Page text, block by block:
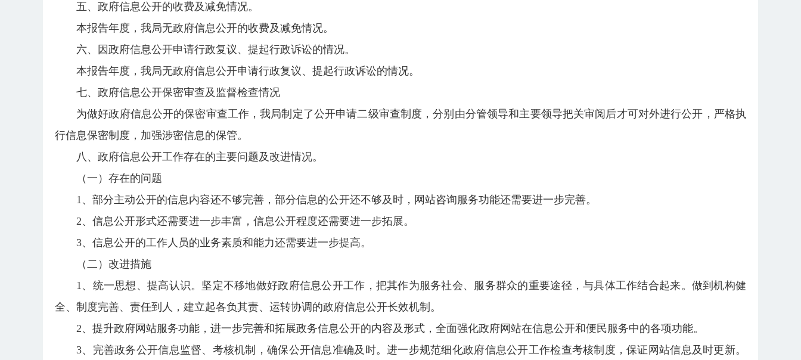
五、政府信息公开的收费及减免情况。
本报告年度，我局无政府信息公开的收费及减免情况。
六、因政府信息公开申请行政复议、提起行政诉讼的情况。
本报告年度，我局无政府信息公开申请行政复议、提起行政诉讼的情况。
七、政府信息公开保密审查及监督检查情况
为做好政府信息公开的保密审查工作，我局制定了公开申请二级审查制度，分别由分管领导和主要领导把关审阅后才可对外进行公开，严格执
行信息保密制度，加强涉密信息的保管。
八、政府信息公开工作存在的主要问题及改进情况。
（一）存在的问题
1、部分主动公开的信息内容还不够完善，部分信息的公开还不够及时，网站咨询服务功能还需要进一步完善。
2、信息公开形式还需要进一步丰富，信息公开程度还需要进一步拓展。
3、信息公开的工作人员的业务素质和能力还需要进一步提高。
（二）改进措施
1、统一思想、提高认识。坚定不移地做好政府信息公开工作，把其作为服务社会、服务群众的重要途径，与具体工作结合起来。做到机构健
全、制度完善、责任到人，建立起各负其责、运转协调的政府信息公开长效机制。
2、提升政府网站服务功能，进一步完善和拓展政务信息公开的内容及形式，全面强化政府网站在信息公开和便民服务中的各项功能。
3、完善政务公开信息监督、考核机制，确保公开信息准确及时。进一步规范细化政府信息公开工作检查考核制度，保证网站信息及时更新。